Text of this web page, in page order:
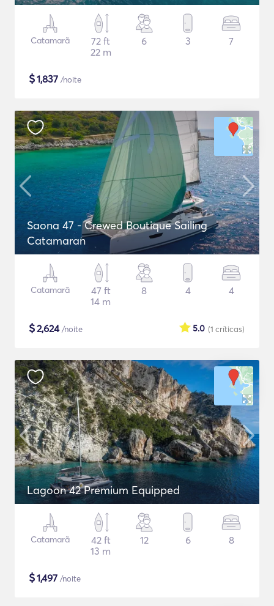
Catamarã
72 ft
22 m
6 3 7
$1,837 /noite
Saona 47 - Crewed Boutique Sailing
Catamaran
Catamarã
47 ft
14 m
8 4 4
$2,624/noite (1 críticas)
5.0
Lagoon 42 Premium Equipped
Catamarã
42 ft
13 m
12 6 8
$1,497 /noite